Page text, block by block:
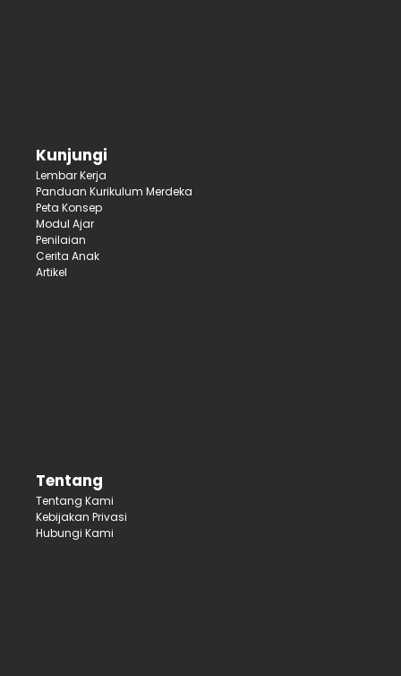
Kunjungi
Lembar Kerja
Panduan Kurikulum Merdeka
Peta Konsep
Modul Ajar
Penilaian
Cerita Anak
Artikel
Tentang
Tentang Kami
Kebijakan Privasi
Hubungi Kami